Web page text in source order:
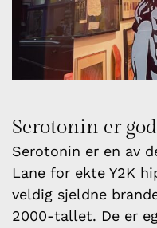
Serotonin er
Serotonin er en av
Lane for ekte Y2K
veldig sjeldne
2000-tallet. De er